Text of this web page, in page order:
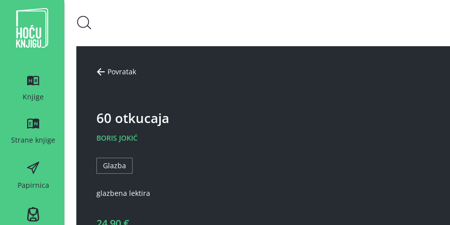
Hoću knjigu bijeli logo
Knjige
Strane knjige
Papirnica
Povratak
60 otkucaja
BORIS JOKIĆ
glazbena lektira
Glazba